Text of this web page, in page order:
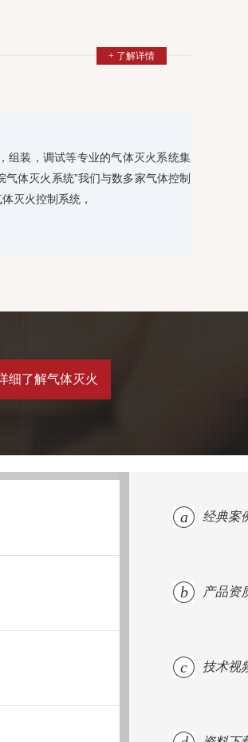
+ 了解详情
组装，调试等专业的气体灭火系统集
体灭火系统”我们与数多家气体控制
灭火控制系统，
细了解气体灭火
a 经典案
b 产品资
c 技术视